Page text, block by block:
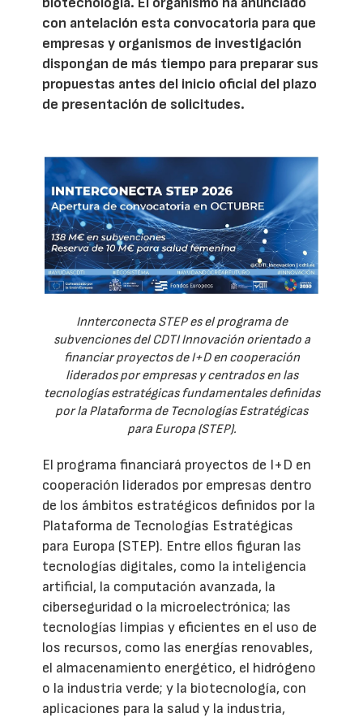
con antelación esta convocatoria para que
empresas y organismos de investigación
dispongan de más tiempo para preparar sus
propuestas antes del inicio oficial del plazo
de presentación de solicitudes.
Innterconecta STEP es el programa de
subvenciones del CDTI Innovación orientado a
financiar proyectos de I+D en cooperación
liderados por empresas y centrados en las
tecnologías estratégicas fundamentales definidas
por la Plataforma de Tecnologías Estratégicas
para Europa (STEP).
El programa financiará proyectos de I+D en
cooperación liderados por empresas dentro
de los ámbitos estratégicos definidos por la
Plataforma de Tecnologías Estratégicas
para Europa (STEP). Entre ellos figuran las
tecnologías digitales, como la inteligencia
artificial, la computación avanzada, la
ciberseguridad o la microelectrónica; las
tecnologías limpias y eficientes en el uso de
los recursos, como las energías renovables,
el almacenamiento energético, el hidrógeno
o la industria verde; y la biotecnología, con
aplicaciones para la salud y la industria,